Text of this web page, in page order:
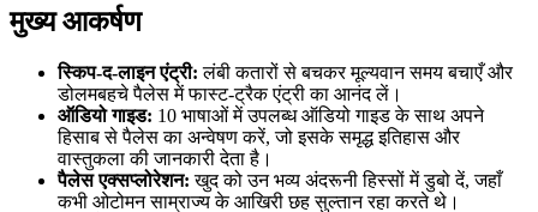
मुख्य आकर्षण
स्किप-द-लाइन एंट्री: लंबी कतारों से बचकर मूल्यवान समय बचाएँ और
डोलमबहचे पैलेस में फास्ट-ट्रैक एंट्री का आनंद लें।
ऑडियो गाइड: 10 भाषाओं में उपलब्ध ऑडियो गाइड के साथ अपने
हिसाब से पैलेस का अन्वेषण करें, जो इसके समृद्ध इतिहास और
वास्तुकला की जानकारी देता है।
पैलेस एक्सप्लोरेशन: खुद को उन भव्य अंदरूनी हिस्सों में डुबो दें, जहाँ
कभी ओटोमन साम्राज्य के आखिरी छह सुल्तान रहा करते थे।